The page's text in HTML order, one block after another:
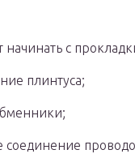
начинать с
плинтуса;
соединение